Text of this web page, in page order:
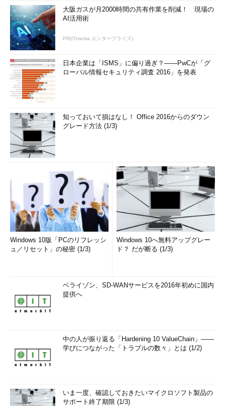
大阪ガスが月2000時間の共有作業を削減！ 現場の
AI活用術
PR(ITmedia エンタープライズ)
日本企業は「ISMS」に偏り過ぎ？――PwCが「グ
ローバル情報セキュリティ調査 2016」を発表
知っておいて損はなし！ Office 2016からのダウン
グレード方法 (1/3)
Windows 10版「PCのリフレッシ
ュ／リセット」の秘密 (1/3)
Windows 10へ無料アップグレー
ド？ だが断る (1/3)
ベライゾン、SD-WANサービスを2016年初めに国内
提供へ
中の人が振り返る「Hardening 10 ValueChain」――
学びにつながった「トラブルの数々」とは (1/2)
いま一度、確認しておきたいマイクロソフト製品の
サポート終了期限 (1/3)